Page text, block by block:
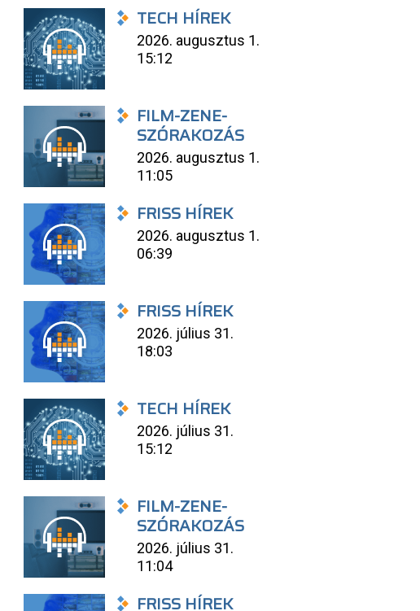
TECH HÍREK
2026. augusztus 1.
15:12
FILM-ZENE-
SZÓRAKOZÁS
2026. augusztus 1.
11:05
FRISS HÍREK
2026. augusztus 1.
06:39
FRISS HÍREK
2026. július 31.
18:03
TECH HÍREK
2026. július 31.
15:12
FILM-ZENE-
SZÓRAKOZÁS
2026. július 31.
11:04
FRISS HÍREK